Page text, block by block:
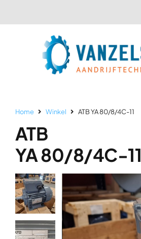
naar
Home Winkel ATB YA 80/8/4C-11
ATB
YA 80/8/4C-11